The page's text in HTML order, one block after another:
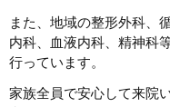
また、地域の整形外科、
内科、血液内科、精神科
行っています。
家族全員で安心して来院